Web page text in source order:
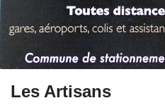
Les Artisans